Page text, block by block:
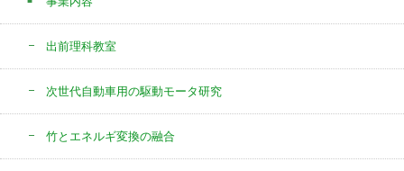
出前理科教室
次世代自動車用の駆動モータ研究
竹とエネルギ変換の融合